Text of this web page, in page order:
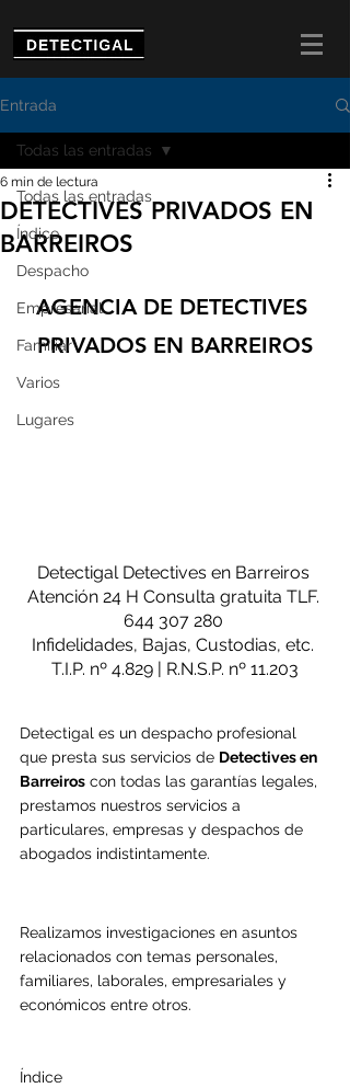
Entrada
Todas las entradas
Índice
Despacho
Empresarial
Familiar
Varios
Lugares
Todas las entradas
DETECTIVES PRIVADOS EN
BARREIROS
6 min de lectura
AGENCIA DE DETECTIVES
PRIVADOS EN BARREIROS
Detectigal Detectives en Barreiros
Atención 24 H Consulta gratuita TLF.
644 307 280
Infidelidades, Bajas, Custodias, etc.
T.I.P. nº 4.829 | R.N.S.P. nº 11.203
Detectigal es un despacho profesional
que presta sus servicios de Detectives en
Barreiros con todas las garantías legales,
prestamos nuestros servicios a
particulares, empresas y despachos de
abogados indistintamente.
Realizamos investigaciones en asuntos
relacionados con temas personales,
familiares, laborales, empresariales y
económicos entre otros.
Índice